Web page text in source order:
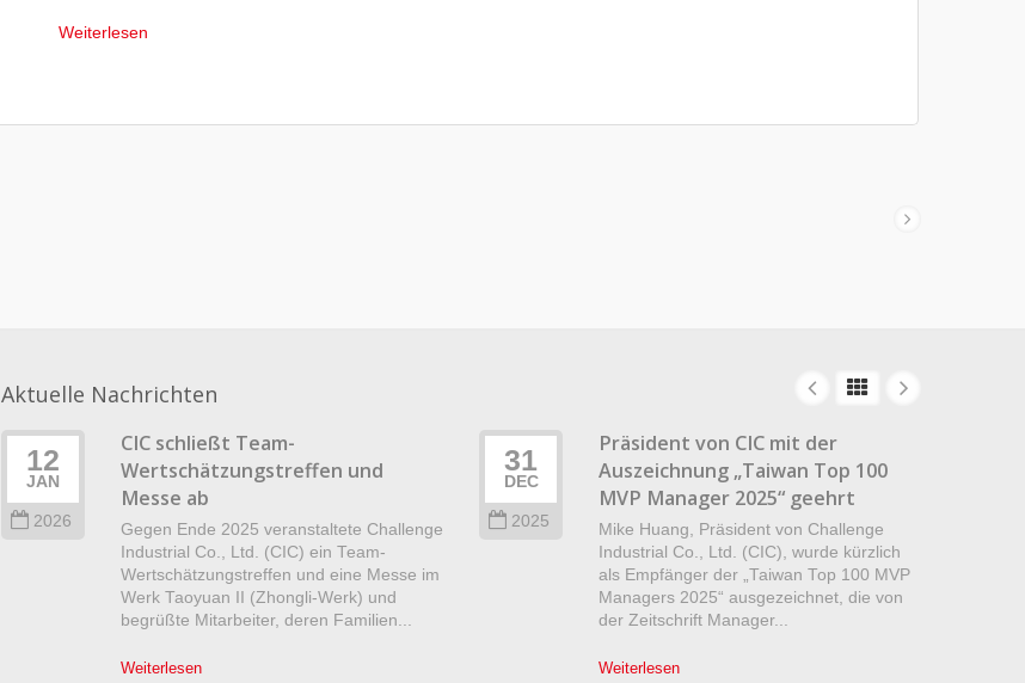
Weiterlesen
Aktuelle Nachrichten
12
JAN
2026
CIC schließt Team-
Wertschätzungstreffen und
Messe ab
Gegen Ende 2025 veranstaltete Challenge
Industrial Co., Ltd. (CIC) ein Team-
Wertschätzungstreffen und eine Messe im
Werk Taoyuan II (Zhongli-Werk) und
begrüßte Mitarbeiter, deren Familien...
Weiterlesen
31
DEC
2025
Präsident von CIC mit der
Auszeichnung „Taiwan Top 100
MVP Manager 2025“ geehrt
Mike Huang, Präsident von Challenge
Industrial Co., Ltd. (CIC), wurde kürzlich
als Empfänger der „Taiwan Top 100 MVP
Managers 2025“ ausgezeichnet, die von
der Zeitschrift Manager...
Weiterlesen